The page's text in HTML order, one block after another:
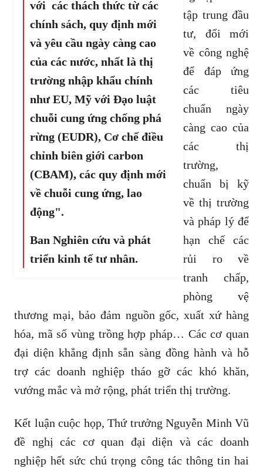
với các thách thức từ các
chính sách, quy định mới
và yêu cầu ngày càng cao
của các nước, nhất là thị
trường nhập khẩu chính
như EU, Mỹ với Đạo luật
chuỗi cung ứng chống phá
rừng (EUDR), Cơ chế điều
chỉnh biên giới carbon
(CBAM), các quy định mới
về chuỗi cung ứng, lao
động".
Ban Nghiên cứu và phát
triển kinh tế tư nhân.
tập trung đầu
tư, đổi mới
về công nghệ
để đáp ứng
các tiêu
chuẩn ngày
càng cao của
các thị
trường,
chuẩn bị kỹ
về thị trường
và pháp lý để
hạn chế các
rủi ro về
tranh chấp,
phòng vệ
thương mại, bảo đảm nguồn gốc, xuất xứ hàng
hóa, mã số vùng trồng hợp pháp… Các cơ quan
đại diện khẳng định sẵn sàng đồng hành và hỗ
trợ các doanh nghiệp tháo gỡ các khó khăn,
vướng mắc và mở rộng, phát triển thị trường.
Kết luận cuộc họp, Thứ trưởng Nguyễn Minh Vũ
đề nghị các cơ quan đại diện và các doanh
nghiệp hết sức chú trọng công tác thông tin hai